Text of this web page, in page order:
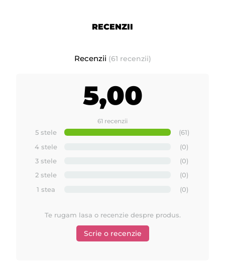
RECENZII
Recenzii (61 recenzii)
5,00
61 recenzii
5 stele
(61)
4 stele
(0)
3 stele
(0)
2 stele
(0)
1 stea
(0)
Te rugam lasa o recenzie despre produs.
Scrie o recenzie